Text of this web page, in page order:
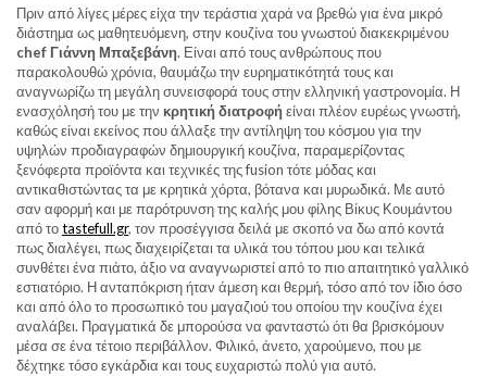
Πριν από λίγες μέρες είχα την τεράστια χαρά να βρεθώ για ένα μικρό
διάστημα ως μαθητευόμενη, στην κουζίνα του γνωστού διακεκριμένου
chef Γιάννη Μπαξεβάνη. Είναι από τους ανθρώπους που
παρακολουθώ χρόνια, θαυμάζω την ευρηματικότητά τους και
αναγνωρίζω τη μεγάλη συνεισφορά τους στην ελληνική γαστρονομία. Η
ενασχόλησή του με την κρητική διατροφήείναι πλέον ευρέως γνωστή,
καθώς είναι εκείνος που άλλαξε την αντίληψη του κόσμου για την
υψηλών προδιαγραφών δημιουργική κουζίνα, παραμερίζοντας
ξενόφερτα προϊόντα και τεχνικές της fusion τότε μόδας και
αντικαθιστώντας τα με κρητικά χόρτα, βότανα και μυρωδικά. Με αυτό
σαν αφορμή και με παρότρυνση της καλής μου φίλης Βίκυς Κουμάντου
από τοtastefull.gr, τον προσέγγισα δειλά με σκοπό να δω από κοντά
πως διαλέγει, πως διαχειρίζεται τα υλικά του τόπου μου και τελικά
συνθέτει ένα πιάτο, άξιο να αναγνωριστεί από το πιο απαιτητικό γαλλικό
εστιατόριο. Η ανταπόκριση ήταν άμεση και θερμή, τόσο από τον ίδιο όσο
και από όλο το προσωπικό του μαγαζιού του οποίου την κουζίνα έχει
αναλάβει. Πραγματικά δε μπορούσα να φανταστώ ότι θα βρισκόμουν
μέσα σε ένα τέτοιο περιβάλλον. Φιλικό, άνετο, χαρούμενο, που με
δέχτηκε τόσο εγκάρδια και τους ευχαριστώ πολύ για αυτό.